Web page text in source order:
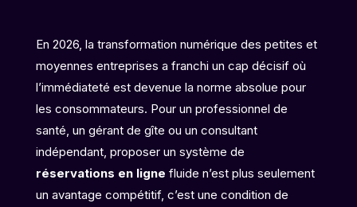
En 2026, la transformation numérique des petites et
moyennes entreprises a franchi un cap décisif où
l’immédiateté est devenue la norme absolue pour
les consommateurs. Pour un professionnel de
santé, un gérant de gîte ou un consultant
indépendant, proposer un système de
réservations en ligne fluide n’est plus seulement
un avantage compétitif, c’est une condition de